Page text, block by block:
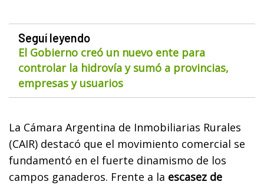
Seguí leyendo
El Gobierno creó un nuevo ente para
controlar la hidrovía y sumó a provincias,
empresas y usuarios
La Cámara Argentina de Inmobiliarias Rurales
(CAIR) destacó que el movimiento comercial se
fundamentó en el fuerte dinamismo de los
campos ganaderos. Frente a la escasez de